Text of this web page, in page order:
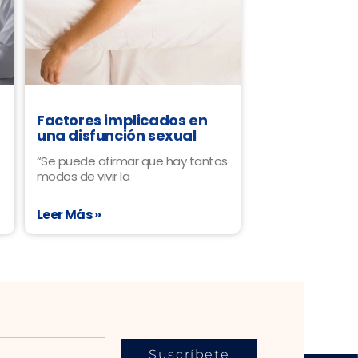
Factores implicados en
una disfunción sexual
“Se puede afirmar que hay tantos
modos de vivir la
Leer Más »
Suscríbete